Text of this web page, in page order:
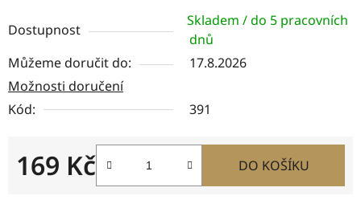
Dostupnost
Skladem / do 5 pracovních
dnů
Můžeme doručit do:
17.8.2026
Možnosti doručení
Kód:
391
169 Kč DO KOŠÍKU